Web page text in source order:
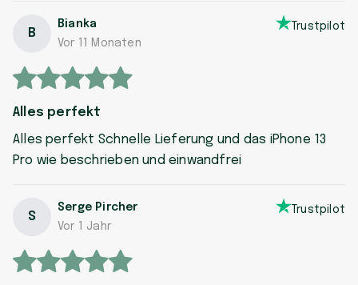
B
Bianka
Vor 11 Monaten
Trustpilot
Alles perfekt
Alles perfekt Schnelle Lieferung und das iPhone 13
Pro wie beschrieben und einwandfrei
S
Serge Pircher
Vor 1 Jahr
Trustpilot